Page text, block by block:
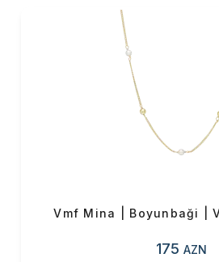
Vmf Mina | Boyunbaği |
175 AZN